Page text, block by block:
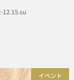
12.15.su
イベント